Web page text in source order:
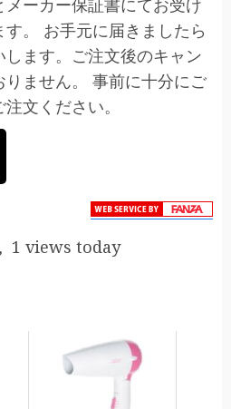
ーカー保証書にてお受け
。 お手元に届きましたら
ます。ご注文後のキャン
ません。 事前に十分にご
文ください。
1 views today